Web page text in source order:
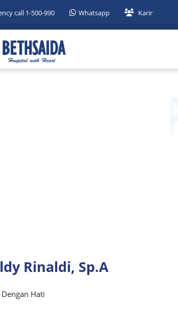
call 1-500-990 Whatsapp Karir
Rinaldi, Sp.A
Hati